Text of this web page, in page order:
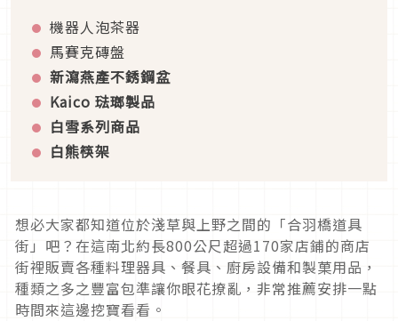
機器人泡茶器
馬賽克磚盤
新瀉燕產不銹鋼盆
Kaico 琺瑯製品
白雪系列商品
白熊筷架
想必大家都知道位於淺草與上野之間的「合羽橋道具
街」吧？在這南北約長800公尺超過170家店鋪的商店
街裡販賣各種料理器具、餐具、廚房設備和製菓用品，
種類之多之豐富包準讓你眼花撩亂，非常推薦安排一點
時間來這邊挖寶看看。